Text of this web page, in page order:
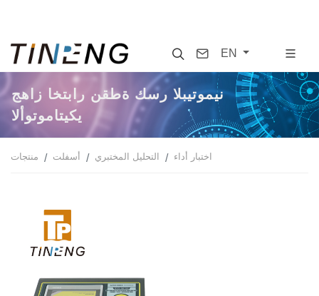
SearchContact
EN
جهاز اختبار نقطة كسر البيتومين
الأوتوماتيكي
منتجات أسفلت التحليل المختبري اختبار أداء